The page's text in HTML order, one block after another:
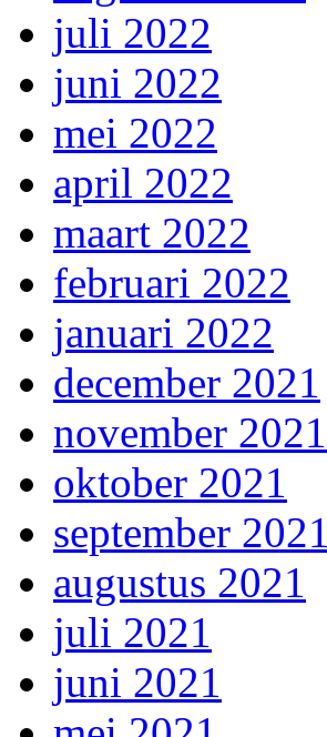
juli 2022
juni 2022
mei 2022
april 2022
maart 2022
februari 2022
januari 2022
december 2021
november 2021
oktober 2021
september 2021
augustus 2021
juli 2021
juni 2021